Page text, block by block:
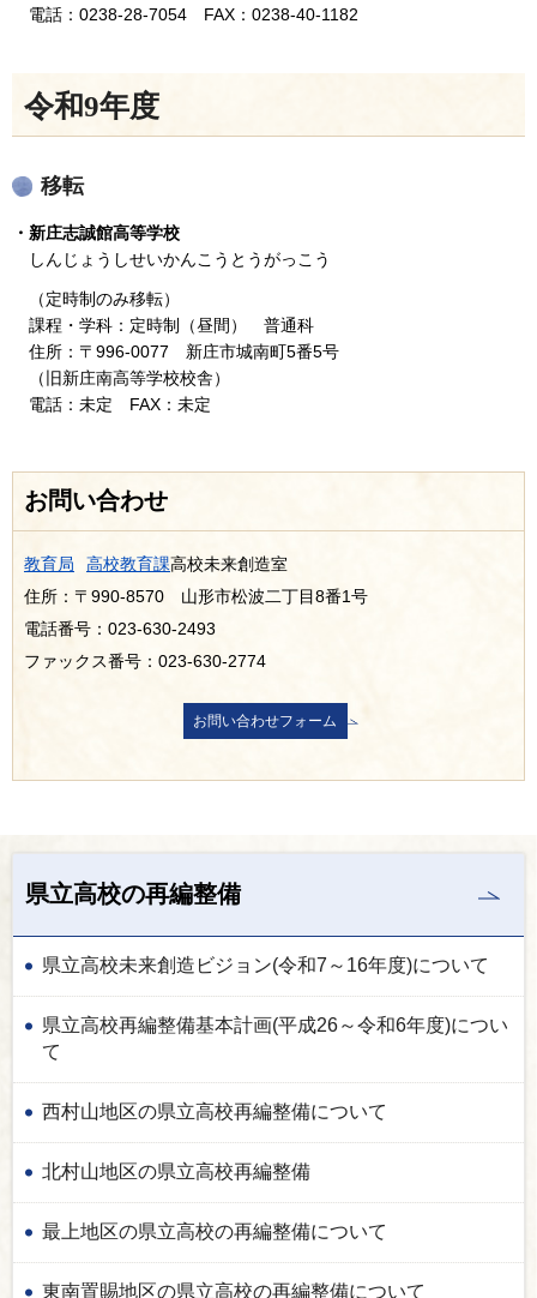
電話：0238-28-7054 FAX：0238-40-1182
令和9年度
移転
・新庄志誠館高等学校
しんじょうしせいかんこうとうがっこう
（定時制のみ移転）
課程・学科：定時制（昼間） 普通科
住所：〒996-0077 新庄市城南町5番5号
（旧新庄南高等学校校舎）
電話：未定 FAX：未定
お問い合わせ
教育局 高校教育課高校未来創造室
住所：〒990-8570 山形市松波二丁目8番1号
電話番号：023-630-2493
ファックス番号：023-630-2774
県立高校の再編整備
県立高校未来創造ビジョン(令和7～16年度)について
県立高校再編整備基本計画(平成26～令和6年度)につい
て
西村山地区の県立高校再編整備について
北村山地区の県立高校再編整備
最上地区の県立高校の再編整備について
東南置賜地区の県立高校の再編整備について